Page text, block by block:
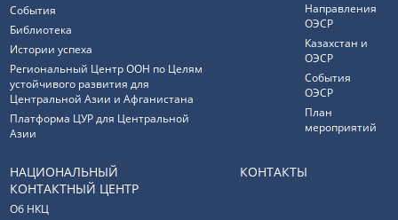
События
Библиотека
Истории успеха
Региональный Центр ООН по Целям
устойчивого развития для
Центральной Азии и Афганистана
Платформа ЦУР для Центральной
Азии
Направления
ОЭСР
Казахстан и
ОЭСР
События
ОЭСР
План
мероприятий
НАЦИОНАЛЬНЫЙ
КОНТАКТНЫЙ ЦЕНТР
Об НКЦ
КОНТАКТЫ